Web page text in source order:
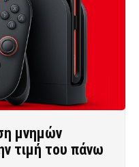
μνημών
τιμή του πάνω